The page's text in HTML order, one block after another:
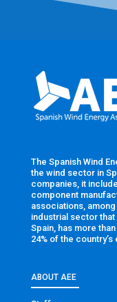
The Spanish Wind
the wind sector in
companies, it
component
associations,
industrial sector
Spain, has more
24% of the
ABOUT AEE